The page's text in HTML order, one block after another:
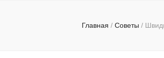
Главная / Советы /